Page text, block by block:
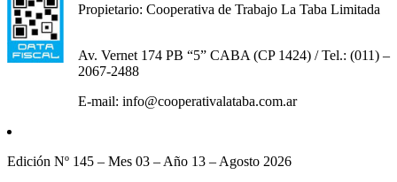
Propietario: Cooperativa de Trabajo La Taba Limitada
Av. Vernet 174 PB “5” CABA (CP 1424) / Tel.: (011) –
2067-2488
E-mail: info@cooperativalataba.com.ar
Edición Nº 145 – Mes 03 – Año 13 – Agosto 2026